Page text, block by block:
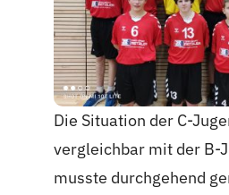
Die Situation der C-
vergleichbar mit der B-
musste durchgehend